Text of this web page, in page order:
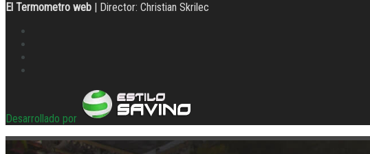
El Termometro web | Director: Christian Skrilec
Desarrollado por